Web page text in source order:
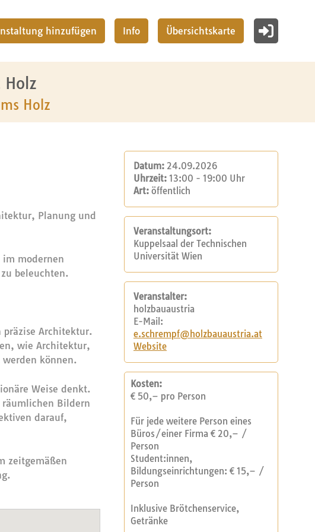
hinzufügen Info Übersichtskarte
Holz
Planung und
modernen
beleuchten.
Architektur.
wie Architektur,
können.
Weise denkt.
räumlichen Bildern
darauf,
zeitgemäßen
Datum: 24.09.2026
Uhrzeit: 13:00 - 19:00 Uhr
Art: öffentlich
Veranstaltungsort:
Kuppelsaal der Technischen
Universität Wien
Veranstalter:
holzbauaustria
E-Mail:
e.schrempf@holzbauaustria.at
Website
Kosten:
€ 50,– pro Person
Für jede weitere Person eines
Büros/einer Firma € 20,– /
Person
Student:innen,
Bildungseinrichtungen: € 15,– /
Person
Inklusive Brötchenservice,
Getränke